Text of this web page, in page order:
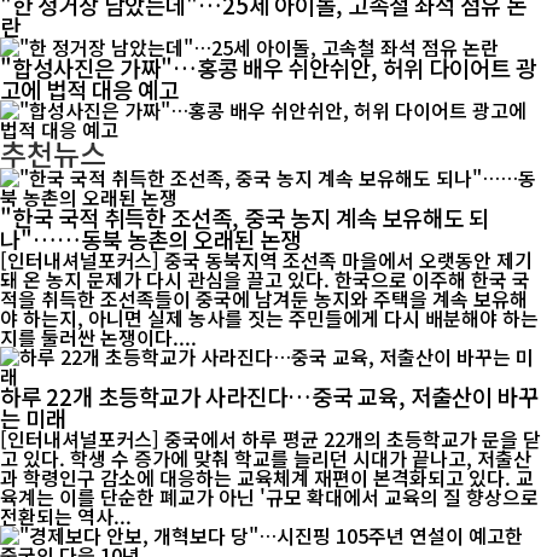
란
"합성사진은 가짜"…홍콩 배우 쉬안쉬안, 허위 다이어트 광
고에 법적 대응 예고
추천뉴스
"한국 국적 취득한 조선족, 중국 농지 계속 보유해도 되
나"……동북 농촌의 오래된 논쟁
[인터내셔널포커스] 중국 동북지역 조선족 마을에서 오랫동안 제기
돼 온 농지 문제가 다시 관심을 끌고 있다. 한국으로 이주해 한국 국
적을 취득한 조선족들이 중국에 남겨둔 농지와 주택을 계속 보유해
야 하는지, 아니면 실제 농사를 짓는 주민들에게 다시 배분해야 하는
지를 둘러싼 논쟁이다....
하루 22개 초등학교가 사라진다…중국 교육, 저출산이 바꾸
는 미래
[인터내셔널포커스] 중국에서 하루 평균 22개의 초등학교가 문을 닫
고 있다. 학생 수 증가에 맞춰 학교를 늘리던 시대가 끝나고, 저출산
과 학령인구 감소에 대응하는 교육체계 재편이 본격화되고 있다. 교
육계는 이를 단순한 폐교가 아닌 '규모 확대에서 교육의 질 향상으로
전환되는 역사...